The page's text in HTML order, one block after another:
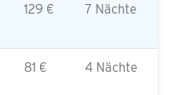
129 € 7 Nächte
81 € 4 Nächte